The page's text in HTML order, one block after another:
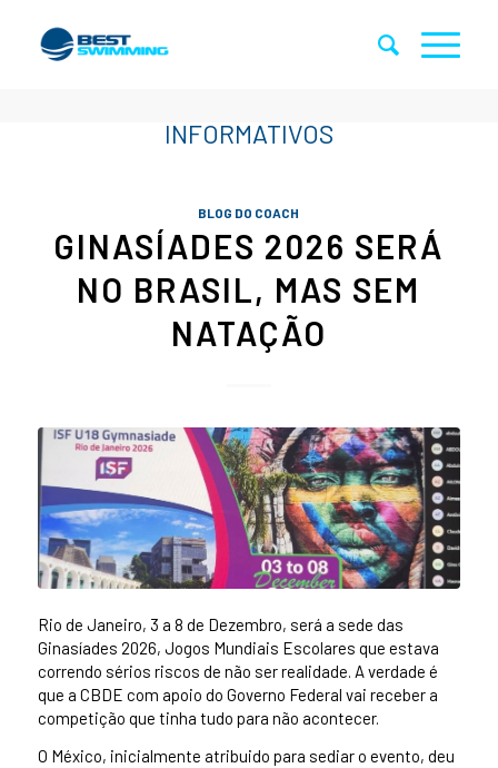
BLOG DO COACH
GINASÍADES 2026 SERÁ
NO BRASIL, MAS SEM
NATAÇÃO
Rio de Janeiro, 3 a 8 de Dezembro, será a sede das
Ginasíades 2026, Jogos Mundiais Escolares que estava
correndo sérios riscos de não ser realidade. A verdade é
que a CBDE com apoio do Governo Federal vai receber a
competição que tinha tudo para não acontecer.
O México, inicialmente atribuido para sediar o evento, deu